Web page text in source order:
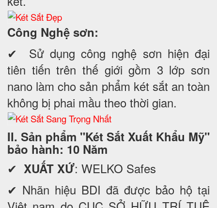
Công Nghệ sơn:
✔ Sử dụng công nghệ sơn hiện đại
tiên tiến trên thế giới gồm 3 lớp sơn
nano làm cho sản phẩm két sắt an toàn
không bị phai mầu theo thời gian.
II. Sản phẩm "Két Sắt Xuất Khẩu Mỹ"
bảo hành: 10 Năm
✔ XUẤT XỨ: WELKO Safes
✔ Nhãn hiệu BDI đã được bảo hộ tại